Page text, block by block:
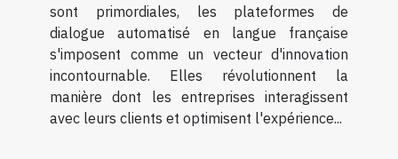
sont primordiales, les plateformes de
dialogue automatisé en langue française
s'imposent comme un vecteur d'innovation
incontournable. Elles révolutionnent la
manière dont les entreprises interagissent
avec leurs clients et optimisent l'expérience...